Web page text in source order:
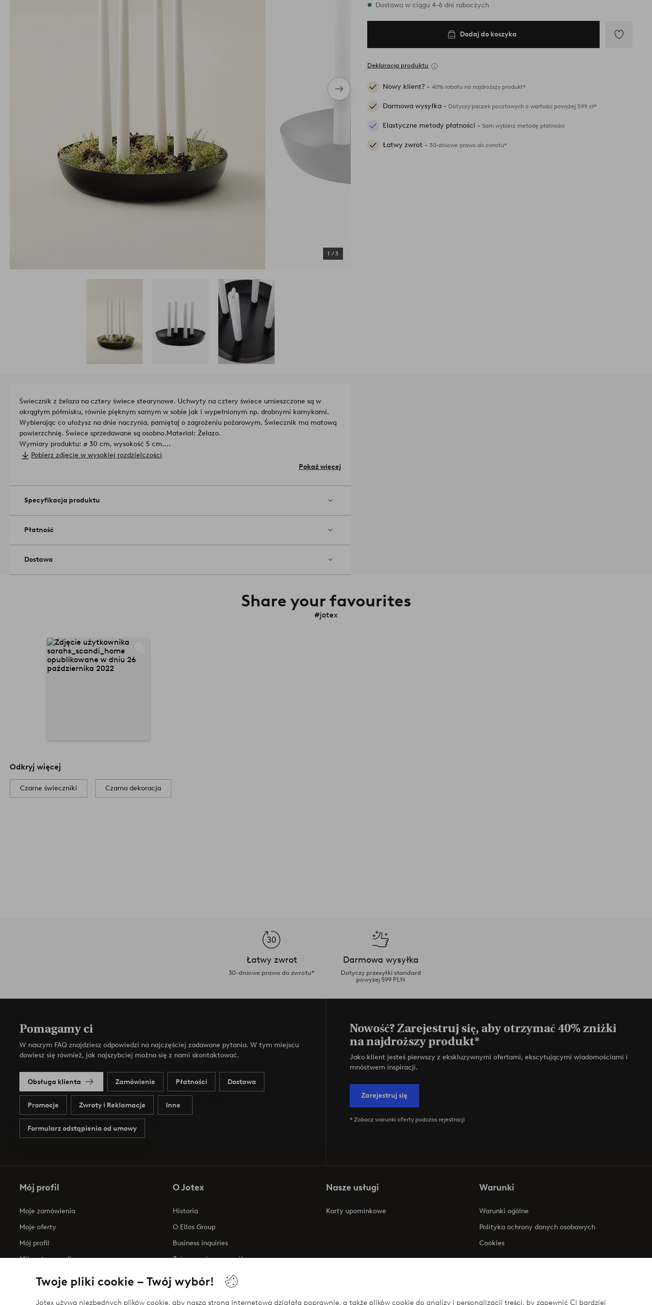
Twoje pliki cookie – Twój wybór!
Jotex używa niezbędnych plików cookie, aby nasza strona internetowa działała poprawnie, a także plików cookie do analizy i personalizacji treści, by zapewnić Ci bardziej
Następny
produkt
1 /3
W magazynie
Dostawa w ciągu 4-6 dni roboczych
Dodaj do koszyka
Deklaracja produktu
Nowy klient? -40% rabatu na najdroższy produkt*
Darmowa wysyłka - Dotyczy paczek pocztowych o wartości powyżej 599 zł*
Elastyczne metody płatności -Sam wybierz metodę płatności
Łatwy zwrot -30-dniowe prawo do zwrotu*
Świecznik z żelaza na cztery świece stearynowe. Uchwyty na cztery świece umieszczone są w
okrągłym półmisku, równie pięknym samym w sobie jak i wypełnionym np. drobnymi kamykami.
Wybierając co ułożysz na dnie naczynia, pamiętaj o zagrożeniu pożarowym. Świecznik ma matową
powierzchnię. Świece sprzedawane są osobno.Materiał: Żelazo.
Wymiary produktu: ø 30 cm, wysokość 5 cm.
Wskazówki/rady: Świecznik LYRIC ROUND umieszczony pośrodku stołu przepięknie oświetli całe
Pobierz zdjęcie w wysokiej rozdzielczości
Pokaż więcej
Specyfikacja produktu
Płatność
Dostawa
Share your favourites
#jotex
Odkryj więcej
Czarne świeczniki Czarna dekoracja
Łatwy zwrot
30-dniowe prawo do zwrotu*
Darmowa wysyłka
Dotyczy przesyłki standard
powyżej 599 PLN
Pomagamy ci
W naszym FAQ znajdziesz odpowiedzi na najczęściej zadawane pytania. W tym miejscu
dowiesz się również, jak najszybciej można się z nami skontaktować.
Obsługa klienta Zamówienie Płatności Dostawa
Promocje Zwroty i Reklamacje Inne
Formularz odstąpienia od umowy
Nowość? Zarejestruj się, aby otrzymać 40% zniżki
na najdroższy produkt*
Jako klient jesteś pierwszy z ekskluzywnymi ofertami, ekscytującymi wiadomościami i
mnóstwem inspiracji.
Zarejestruj się
* Zobacz warunki oferty podczas rejestracji
Mój profil
Moje zamówienia
Moje oferty
Mój profil
Mijn retourzendingen
O Jotex
Historia
O Ellos Group
Business inquiries
Zrównoważony rozwój
Oświadczenie o dostępności
Nasze usługi
Karty upominkowe
Warunki
Warunki ogólne
Polityka ochrony danych osobowych
Cookies